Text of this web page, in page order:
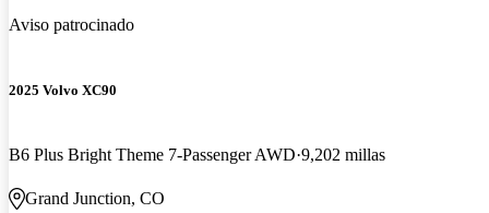
Aviso patrocinado
2025 Volvo XC90
B6 Plus Bright Theme 7-Passenger AWD 9,202 millas
Grand Junction, CO